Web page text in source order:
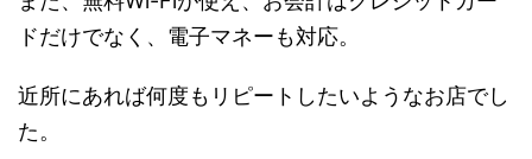
ドだけでなく、電子マネーも対応。
近所にあれば何度もリピートしたいようなお店でし
た。